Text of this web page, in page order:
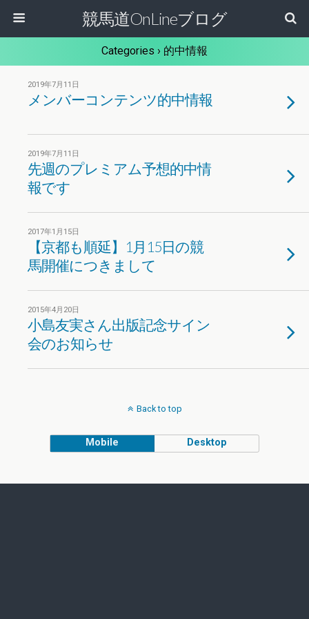
競馬道OnLineブログ
Categories › 的中情報
2019年7月11日
メンバーコンテンツ的中情報
2019年7月11日
先週のプレミアム予想的中情
報です
2017年1月15日
【京都も順延】1月15日の競
馬開催につきまして
2015年4月20日
小島友実さん出版記念サイン
会のお知らせ
Back to top
Mobile Desktop